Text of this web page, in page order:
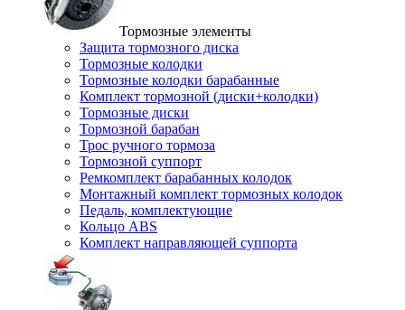
Тормозные элементы
Защита тормозного диска
Тормозные колодки
Тормозные колодки барабанные
Комплект тормозной (диски+колодки)
Тормозные диски
Тормозной барабан
Трос ручного тормоза
Тормозной суппорт
Ремкомплект барабанных колодок
Монтажный комплект тормозных колодок
Педаль, комплектующие
Кольцо ABS
Комплект направляющей суппорта